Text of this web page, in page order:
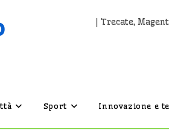
| Trecate,
Sport Innovazione e